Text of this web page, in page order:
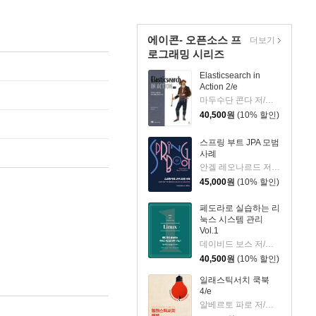
에이콘- 오픈소스 프
로그래밍 시리즈
Elasticsearch in
Action 2/e
마두수단 콘다 저/최중연 역
40,500원 (10% 할인)
스프링 부트 JPA 모범
사례
안겔 레오나르드 저/한성곤 역
45,000원 (10% 할인)
페도라로 실습하는 리
눅스 시스템 관리
Vol.1
데이비드 보스 저/김기주,나가진,송지연 공역
40,500원 (10% 할인)
일래스틱서치 쿡북
4/e
알베르토 파로 저/이준호 역
더보기